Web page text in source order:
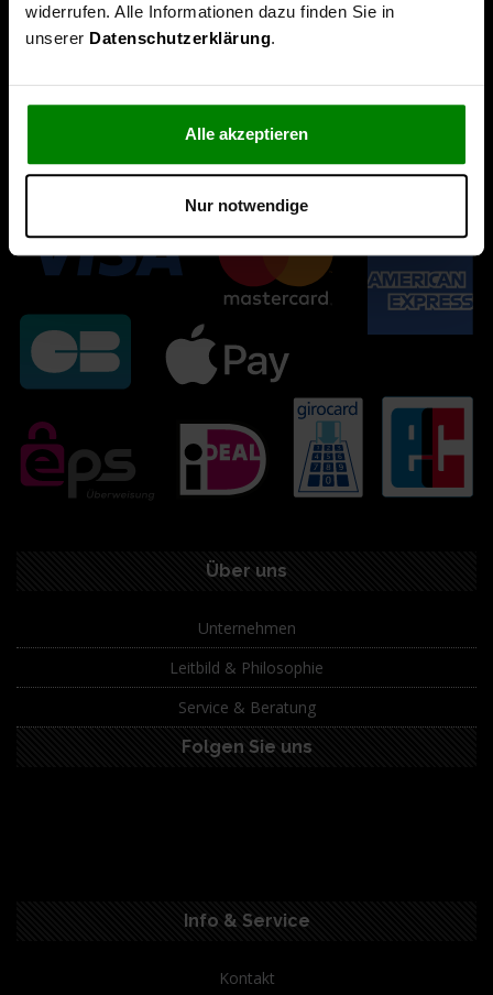
widerrufen. Alle Informationen dazu finden Sie in
unserer Datenschutzerklärung.
Alle akzeptieren
Nur notwendige
Über uns
Unternehmen
Leitbild & Philosophie
Service & Beratung
Folgen Sie uns
Info & Service
Kontakt